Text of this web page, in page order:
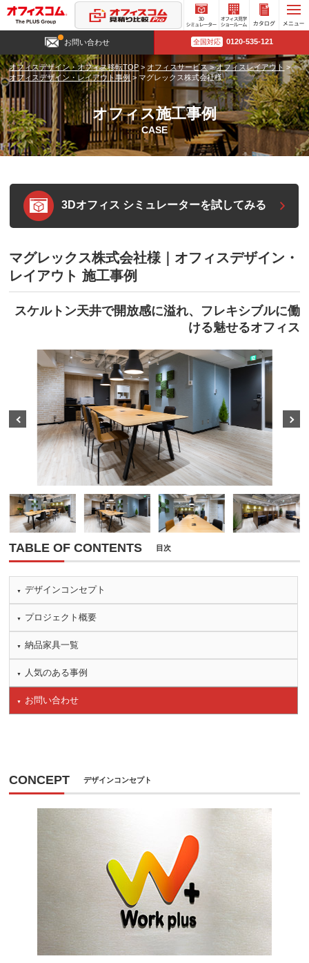
3D
シミュ
レータ
ー
オフィ
ス見学
ショー
ルーム
お問い合わせ 全国対応 0120-535-121
オフィスデザイン・オフィス移転TOP > オフィスサービス>オフィスレイアウト >
オフィスデザイン・レイアウト事例 >マグレックス株式会社様
オフィス施工事例
CASE
3Dオフィス シミュレーターを試してみる
マグレックス株式会社様｜オフィスデザイン・
レイアウト 施工事例
スケルトン天井で開放感に溢れ、フレキシブルに働
ける魅せるオフィス
TABLE OF CONTENTS 目次
デザインコンセプト
プロジェクト概要
納品家具一覧
人気のある事例
お問い合わせ
CONCEPT デザインコンセプト